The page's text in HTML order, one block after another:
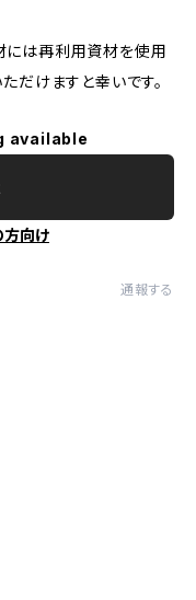
には再利用資材を使用
だけますと幸いです。
available
方向け
通報する